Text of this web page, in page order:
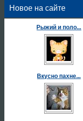
Новое на сайте
Рыжий и поло...
Вкусно пахне...